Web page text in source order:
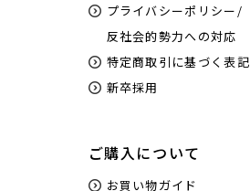
プライバシーポリシー/
反社会的勢力への対応
特定商取引に基づく表記
新卒採用
ご購入について
お買い物ガイド